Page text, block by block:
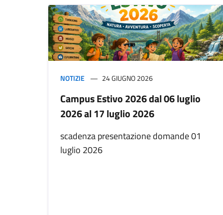
NOTIZIE 24 GIUGNO 2026
Campus Estivo 2026 dal 06 luglio
2026 al 17 luglio 2026
scadenza presentazione domande 01
luglio 2026